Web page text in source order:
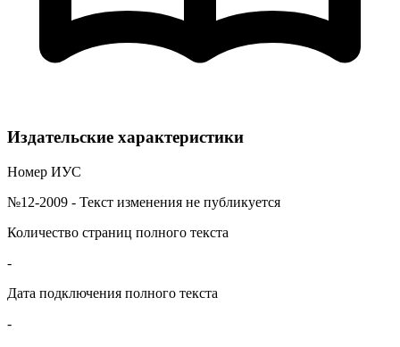
Издательские характеристики
Номер ИУС
№12-2009 - Текст изменения не публикуется
Количество страниц полного текста
-
Дата подключения полного текста
-